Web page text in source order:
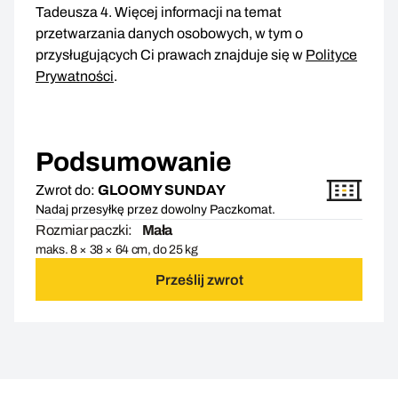
Tadeusza 4. Więcej informacji na temat
przetwarzania danych osobowych, w tym o
przysługujących Ci prawach znajduje się w Polityce
Prywatności.
Podsumowanie
Zwrot do: GLOOMY SUNDAY
Nadaj przesyłkę przez dowolny Paczkomat.
Rozmiar paczki: Mała
maks. 8 × 38 × 64 cm, do 25 kg
Prześlij zwrot